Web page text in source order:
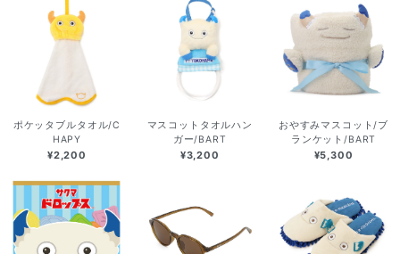
ポケッタブルタオル/C
HAPY
¥2,200
マスコットタオルハン
ガー/BART
¥3,200
おやすみマスコット/ブ
ランケット/BART
¥5,300